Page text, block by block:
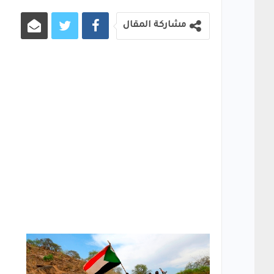
مشاركة المقال